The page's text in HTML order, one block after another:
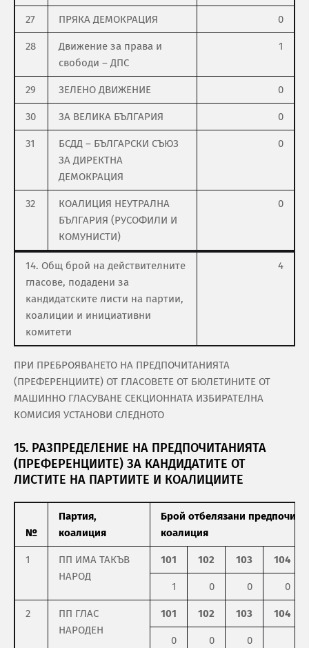
27 ПРЯКА ДЕМОКРАЦИЯ 0
28
Движение за права и
свободи – ДПС
1
29 ЗЕЛЕНО ДВИЖЕНИЕ 0
30 ЗА ВЕЛИКА БЪЛГАРИЯ 0
31
БСДД – БЪЛГАРСКИ СЪЮЗ
ЗА ДИРЕКТНА
ДЕМОКРАЦИЯ
0
32
КОАЛИЦИЯ НЕУТРАЛНА
БЪЛГАРИЯ (РУСОФИЛИ И
КОМУНИСТИ)
0
14. Общ брой на действителните
гласове, подадени за
кандидатските листи на партии,
коалиции и инициативни
комитети
4
ПРИ ПРЕБРОЯВАНЕТО НА ПРЕДПОЧИТАНИЯТА
(ПРЕФЕРЕНЦИИТЕ) ОТ ГЛАСОВЕТЕ ОТ БЮЛЕТИНИТЕ ОТ
МАШИННО ГЛАСУВАНЕ СЕКЦИОННАТА ИЗБИРАТЕЛНА
КОМИСИЯ УСТАНОВИ СЛЕДНОТО
15. РАЗПРЕДЕЛЕНИЕ НА ПРЕДПОЧИТАНИЯТА
(ПРЕФЕРЕНЦИИТЕ) ЗА КАНДИДАТИТЕ ОТ
ЛИСТИТЕ НА ПАРТИИТЕ И КОАЛИЦИИТЕ
№
Партия,
коалиция
Брой отбелязани
коалиция
1
ПП ИМА ТАКЪВ
НАРОД
101 102 103 104
1 0 0 0
2
ПП ГЛАС
НАРОДЕН
101 102 103 104
0 0 0